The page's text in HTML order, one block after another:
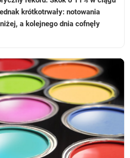
krótkotrwały: notowania
a kolejnego dnia cofnęły